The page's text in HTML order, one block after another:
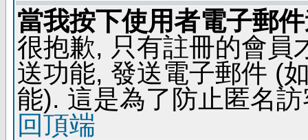
當我按下使用者電子郵
很抱歉, 只有註冊的會員
送功能, 發送電子郵件 (
能). 這是為了防止匿名
回頂端